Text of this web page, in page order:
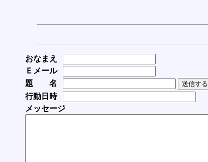
おなまえ
Ｅメール
題 名
行動日時
メッセージ